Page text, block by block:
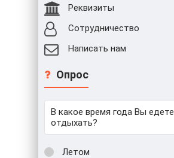
Реквизиты
Сотрудничество
Написать нам
Опрос
В какое время года Вы едете
отдыхать?
Летом